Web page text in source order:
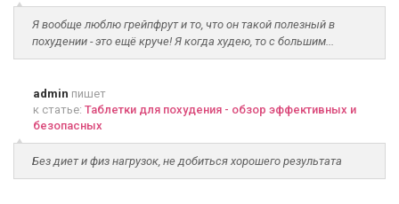
Я вообще люблю грейпфрут и то, что он такой полезный в
похудении - это ещё круче! Я когда худею, то с большим...
admin пишет
к статье: Таблетки для похудения - обзор эффективных и
безопасных
Без диет и физ нагрузок, не добиться хорошего результата